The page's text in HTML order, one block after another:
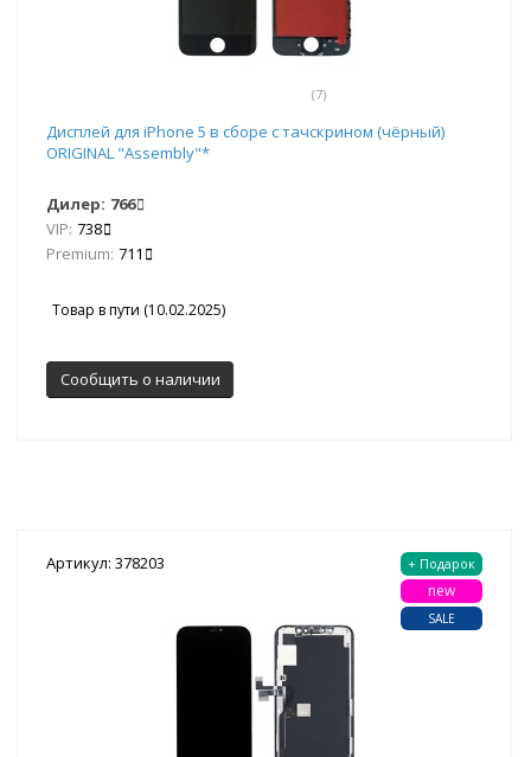
(7)
Дисплей для iPhone 5 в сборе с тачскрином (чёрный)
ORIGINAL "Assembly"*
Дилер: 766
VIP: 738
Premium: 711
Товар в пути (10.02.2025)
Сообщить о наличии
Артикул: 378203 + Подарок
new
SALE